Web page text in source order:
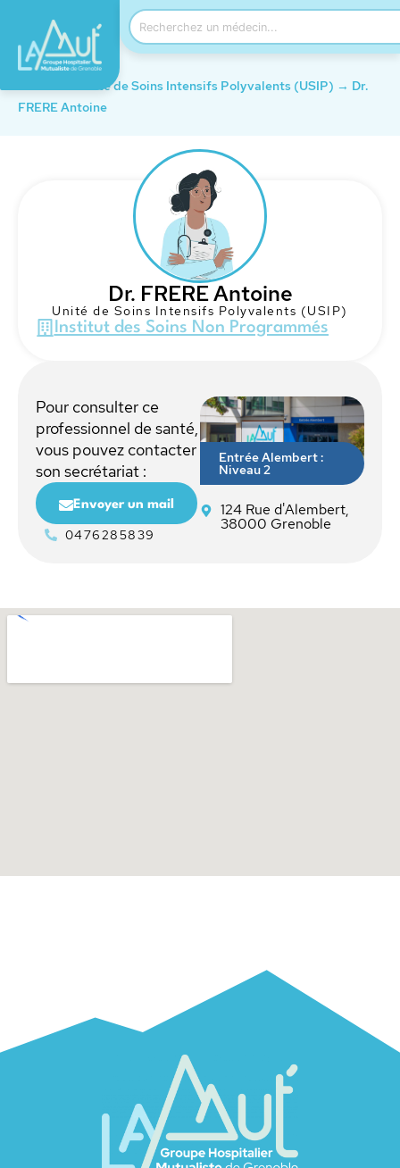
Unité de Soins Intensifs Polyvalents (USIP) → Dr.
FRERE Antoine
Dr. FRERE Antoine
Unité de Soins Intensifs Polyvalents (USIP)
Institut des Soins Non Programmés
Pour consulter ce
professionnel de santé,
vous pouvez contacter
son secrétariat :
Envoyer un mail
0476285839
Entrée Alembert :
Niveau 2
124 Rue d'Alembert,
38000 Grenoble